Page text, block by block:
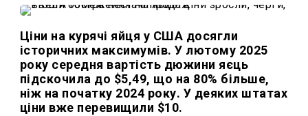
Ціни на курячі яйця у США досягли
історичних максимумів. У лютому 2025
року середня вартість дюжини яєць
підскочила до $5,49, що на 80% більше,
ніж на початку 2024 року. У деяких штатах
ціни вже перевищили $10.